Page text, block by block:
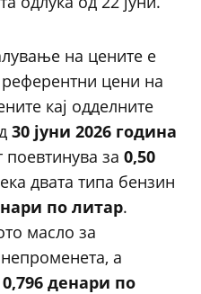
на цените е
референтни цени на
кај одделните
30 јуни 2026 година
поевтинува за 0,50
двата типа бензин
по литар.
масло за
а
0,796 денари по